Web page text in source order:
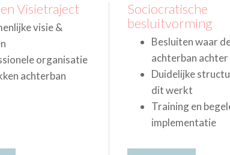
Visietraject
visie &
organisatie
achterban
Sociocratische
besluitvorming
Besluiten waar
achterban
Duidelijke
dit werkt
Training en
implementatie